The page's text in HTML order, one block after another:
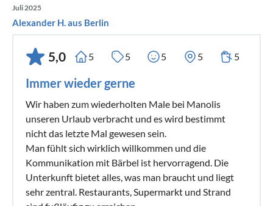
Juli 2025
Alexander H. aus Berlin
5,0 5 5 5 5 5
Immer wieder gerne
Wir haben zum wiederholten Male bei Manolis
unseren Urlaub verbracht und es wird bestimmt
nicht das letzte Mal gewesen sein.
Man fühlt sich wirklich willkommen und die
Kommunikation mit Bärbel ist hervorragend. Die
Unterkunft bietet alles, was man braucht und liegt
sehr zentral. Restaurants, Supermarkt und Strand